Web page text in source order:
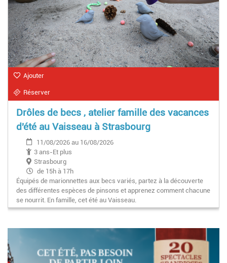
Ajouter
Réserver
Drôles de becs , atelier famille des vacances
d'été au Vaisseau à Strasbourg
11/08/2026 au 16/08/2026
3 ans-Et plus
Strasbourg
de 15h à 17h
Équipés de marionnettes aux becs variés, partez à la découverte
des différentes espèces de pinsons et apprenez comment chacune
se nourrit. En famille, cet été au Vaisseau.